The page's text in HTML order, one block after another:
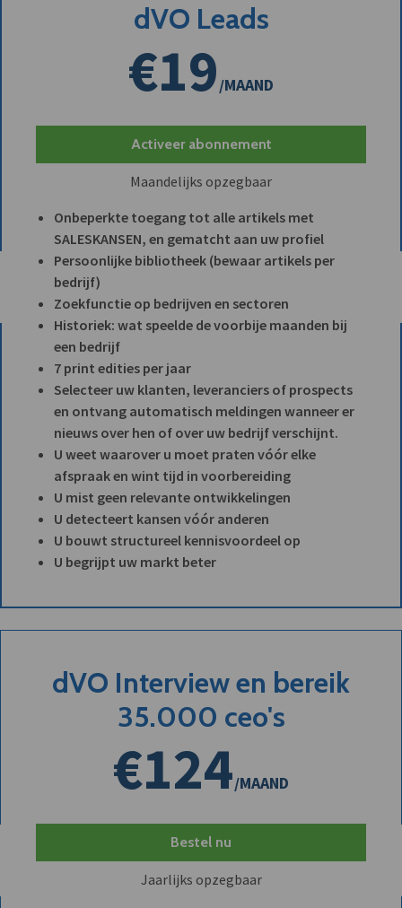
dVO Leads
€19/MAAND
Activeer abonnement
Maandelijks opzegbaar
Onbeperkte toegang tot alle artikels met
SALESKANSEN, en gematcht aan uw profiel
Persoonlijke bibliotheek (bewaar artikels per
bedrijf)
Zoekfunctie op bedrijven en sectoren
Historiek: wat speelde de voorbije maanden bij
een bedrijf
7 print edities per jaar
Selecteer uw klanten, leveranciers of prospects
en ontvang automatisch meldingen wanneer er
nieuws over hen of over uw bedrijf verschijnt.
U weet waarover u moet praten vóór elke
afspraak en wint tijd in voorbereiding
U mist geen relevante ontwikkelingen
U detecteert kansen vóór anderen
U bouwt structureel kennisvoordeel op
U begrijpt uw markt beter
dVO Interview en bereik
35.000 ceo's
€124/MAAND
Bestel nu
Jaarlijks opzegbaar